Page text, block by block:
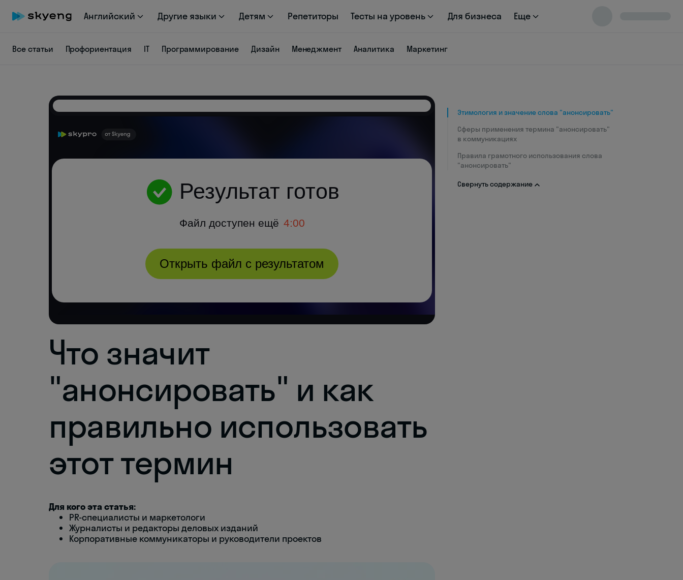
Английский Другие языки Детям Репетиторы Тесты на уровень Для бизнеса Еще
Все статьи Профориентация IT Программирование Дизайн Менеджмент Аналитика Маркетинг
Что значит
"анонсировать" и как
правильно использовать
этот термин
Для кого эта статья:
PR-специалисты и маркетологи
Журналисты и редакторы деловых изданий
Корпоративные коммуникаторы и руководители проектов
Этимология и значение слова "анонсировать"
Сферы применения термина "анонсировать"
в коммуникациях
Правила грамотного использования слова
"анонсировать"
Свернуть содержание